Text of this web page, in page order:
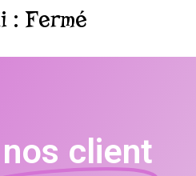
: Fermé
nos client